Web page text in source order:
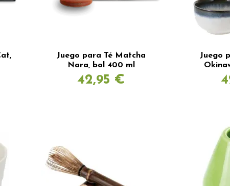
Juego para Té Matcha
Nara, bol 400 ml
42,95 €
Juego